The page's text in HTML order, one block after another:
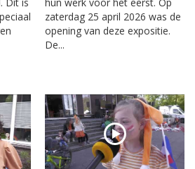
zaterdag 25 april 2026 was de
opening van deze expositie.
De...